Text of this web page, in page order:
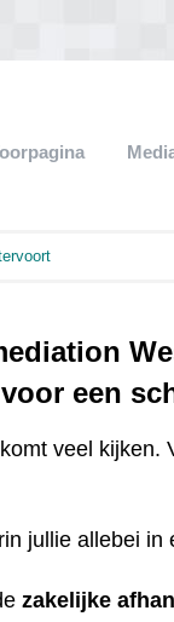
een
komt veel kijken.
jullie allebei in
zakelijke